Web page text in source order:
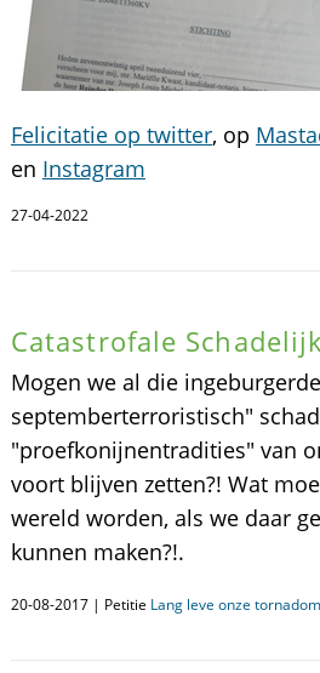
Felicitatie op twitter, op
en Instagram
27-04-2022
Catastrofale
Mogen we al die
septemberterroristisch"
"proefkonijnentradities" van
voort blijven zetten?! Wat
wereld worden, als we daar
kunnen maken?!.
20-08-2017 | Petitie Lang leve onze